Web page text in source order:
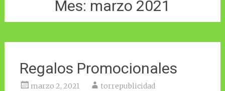
Mes: marzo 2021
Regalos Promocionales
marzo 2, 2021 torrepublicidad